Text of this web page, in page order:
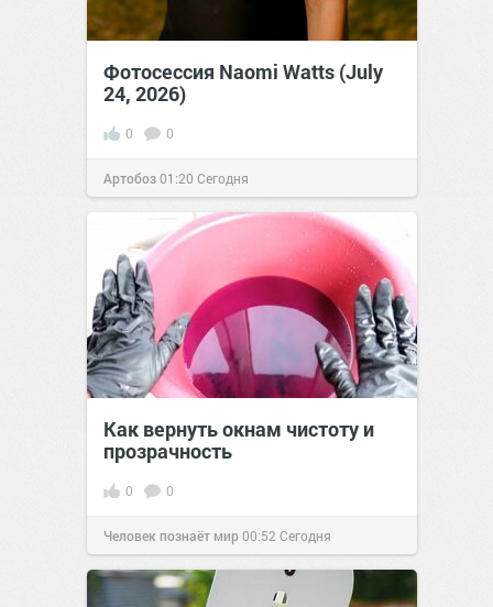
Фотосессия Naomi Watts (July
24, 2026)
0 0
Артобоз01:20 Сегодня
Как вернуть окнам чистоту и
прозрачность
0 0
Человек познаёт мир00:52 Сегодня